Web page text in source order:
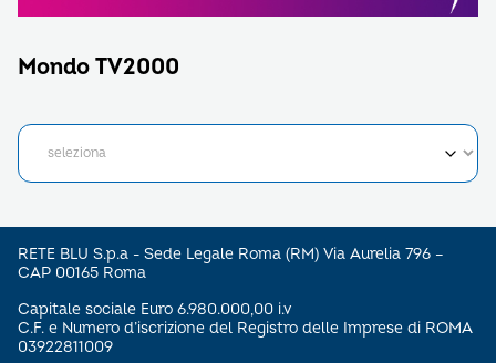
Mondo TV2000
RETE BLU S.p.a - Sede Legale Roma (RM) Via Aurelia 796 –
CAP 00165 Roma
Capitale sociale Euro 6.980.000,00 i.v
C.F. e Numero d’iscrizione del Registro delle Imprese di ROMA
03922811009